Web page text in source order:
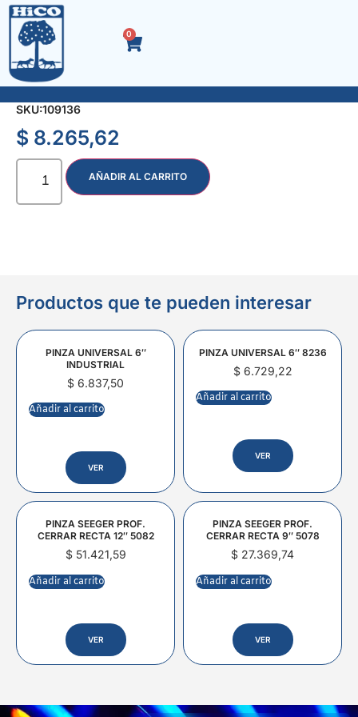
0
SOGA TRENZADA MULTIFILAMENTO 18 mm x Kg.
SKU:109136
$ 8.265,62
AÑADIR AL CARRITO
Productos que te pueden interesar
PINZA UNIVERSAL 6″
INDUSTRIAL
$ 6.837,50
Añadir al carrito
VER
PINZA UNIVERSAL 6″ 8236
$6.729,22
Añadir al carrito
VER
PINZA SEEGER PROF.
CERRAR RECTA 12″ 5082
$51.421,59
Añadir al carrito
VER
PINZA SEEGER PROF.
CERRAR RECTA 9″ 5078
$ 27.369,74
Añadir al carrito
VER